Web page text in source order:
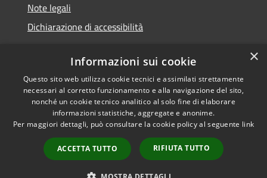
Note legali
Dichiarazione di accessibilità
RSS
Accessibilità
Cookie
Mappa del sito
WebMail
Copyright © 2026 • Comune di
Santa Teresa Gallura •
Powered byMunicipium
Accesso redazione
×
Informazioni sui cookie
Questo sito web utilizza cookie tecnici e assimilati strettamente
necessari al corretto funzionamento e alla navigazione del sito,
nonché un cookie tecnico analitico al solo fine di elaborare
informazioni statistiche, aggregate e anonime.
Per maggiori dettagli, può consultare la cookie policy al seguente link
ACCETTA TUTTO RIFIUTA TUTTO